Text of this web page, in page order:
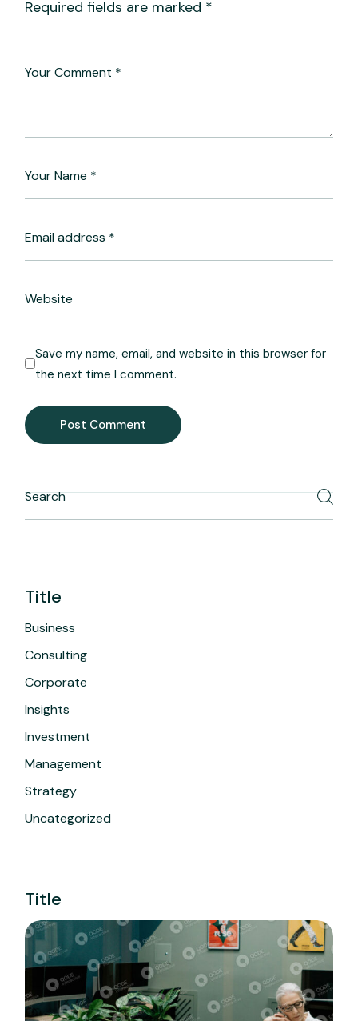
Required fields are marked *
Save my name, email, and website in this browser for
the next time I comment.
Post Comment
Title
Business
Consulting
Corporate
Insights
Investment
Management
Strategy
Uncategorized
Title